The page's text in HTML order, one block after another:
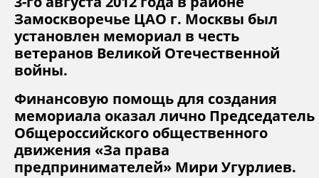
Замоскворечье ЦАО г. Москвы был
установлен мемориал в честь
ветеранов Великой Отечественной
войны.
Финансовую помощь для создания
мемориала оказал лично Председатель
Общероссийского общественного
движения «За права
предпринимателей» Мири Угурлиев.